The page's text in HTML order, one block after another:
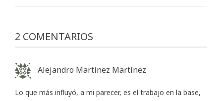
2 COMENTARIOS
Alejandro Martínez Martínez
Lo que más influyó, a mi parecer, es el trabajo en la base,